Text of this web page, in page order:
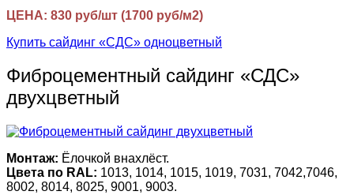
ЦЕНА: 830 руб/шт (1700 руб/м2)
Купить сайдинг «СДС» одноцветный
Фиброцементный сайдинг «СДС»
двухцветный
Монтаж: Ёлочкой внахлёст.
Цвета по RAL: 1013, 1014, 1015, 1019, 7031, 7042,7046,
8002, 8014, 8025, 9001, 9003.